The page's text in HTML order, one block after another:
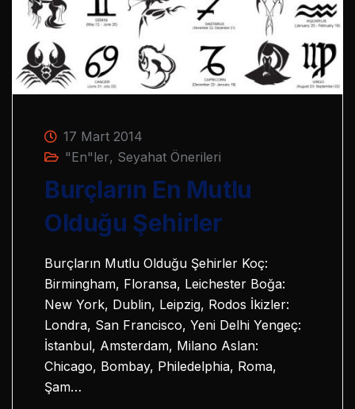
17 Mart 2014
"En"ler, Seyahat Önerileri
Burçların En Mutlu
Olduğu Şehirler
Burçların Mutlu Olduğu Şehirler Koç:
Birmingham, Floransa, Leichester Boğa:
New York, Dublin, Leipzig, Rodos İkizler:
Londra, San Francisco, Yeni Delhi Yengeç:
İstanbul, Amsterdam, Milano Aslan:
Chicago, Bombay, Philedelphia, Roma,
Şam…